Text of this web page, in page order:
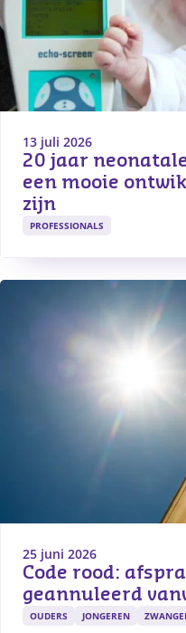
13 juli 2026
20 jaar
een mooie
zijn
PROFESSIONALS
25 juni 2026
Code rood:
geannuleerd
OUDERS JONGEREN